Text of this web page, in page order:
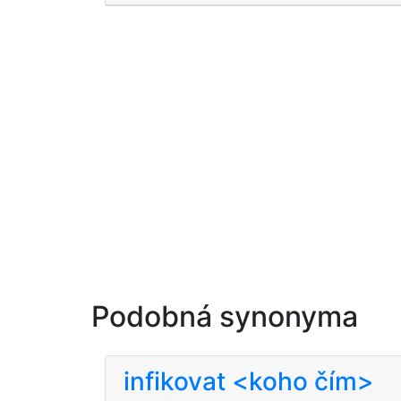
Podobná synonyma
infikovat <koho čím>